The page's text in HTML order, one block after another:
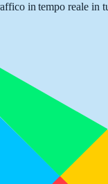
in tempo reale in